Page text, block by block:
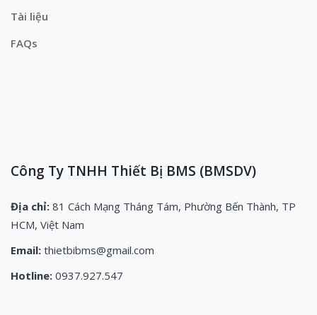
Tài liệu
FAQs
Công Ty TNHH Thiết Bị BMS (BMSDV)
Địa chỉ: 81 Cách Mạng Tháng Tám, Phường Bến Thành, TP
HCM, Việt Nam
Email: thietbibms@gmail.com
Hotline: 0937.927.547